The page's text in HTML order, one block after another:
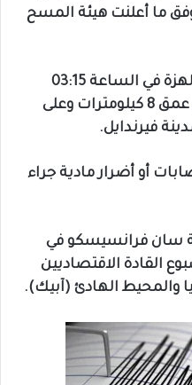
ما أعلنت هيئة المسح
وبحسب الهيئة، فقد سجلت الهزة في الساعة 03:15
بالتوقيت العالمي السبت على عمق 8 كيلومترات وعلى
أو أضرار مادية جراء
سان فرانسيسكو في
القادة الاقتصاديين
والمحيط الهادئ (آبيك).